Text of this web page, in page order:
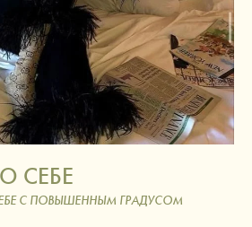
СЕБЕ
С ПОВЫШЕННЫМ ГРАДУСОМ